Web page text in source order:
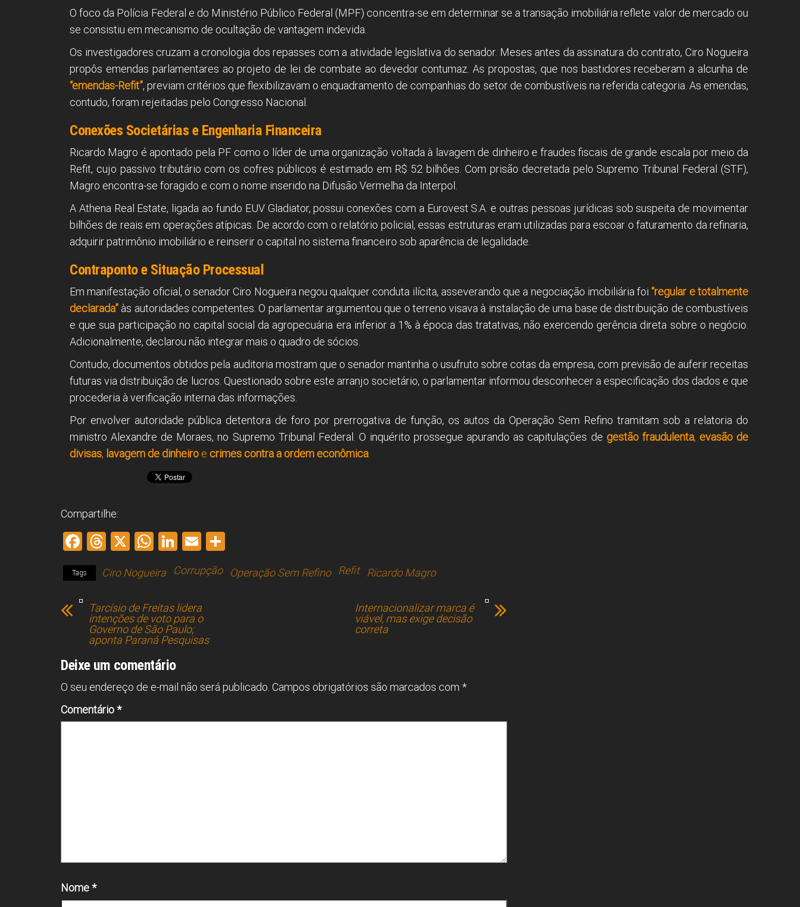
O foco da Polícia Federal e do Ministério Público Federal (MPF) concentra-se em determinar se a transação imobiliária reflete valor de mercado ou
se consistiu em mecanismo de ocultação de vantagem indevida.
Os investigadores cruzam a cronologia dos repasses com a atividade legislativa do senador. Meses antes da assinatura do contrato, Ciro Nogueira
propôs emendas parlamentares ao projeto de lei de combate ao devedor contumaz. As propostas, que nos bastidores receberam a alcunha de
“emendas-Refit”, previam critérios que flexibilizavam o enquadramento de companhias do setor de combustíveis na referida categoria. As emendas,
contudo, foram rejeitadas pelo Congresso Nacional.
Conexões Societárias e Engenharia Financeira
Ricardo Magro é apontado pela PF como o líder de uma organização voltada à lavagem de dinheiro e fraudes fiscais de grande escala por meio da
Refit, cujo passivo tributário com os cofres públicos é estimado em R$ 52 bilhões. Com prisão decretada pelo Supremo Tribunal Federal (STF),
Magro encontra-se foragido e com o nome inserido na Difusão Vermelha da Interpol.
A Athena Real Estate, ligada ao fundo EUV Gladiator, possui conexões com a Eurovest S.A. e outras pessoas jurídicas sob suspeita de movimentar
bilhões de reais em operações atípicas. De acordo com o relatório policial, essas estruturas eram utilizadas para escoar o faturamento da refinaria,
adquirir patrimônio imobiliário e reinserir o capital no sistema financeiro sob aparência de legalidade.
Contraponto e Situação Processual
Em manifestação oficial, o senador Ciro Nogueira negou qualquer conduta ilícita, asseverando que a negociação imobiliária foi“regular e totalmente
declarada” às autoridades competentes. O parlamentar argumentou que o terreno visava à instalação de uma base de distribuição de combustíveis
e que sua participação no capital social da agropecuária era inferior a 1% à época das tratativas, não exercendo gerência direta sobre o negócio.
Adicionalmente, declarou não integrar mais o quadro de sócios.
Contudo, documentos obtidos pela auditoria mostram que o senador mantinha o usufruto sobre cotas da empresa, com previsão de auferir receitas
futuras via distribuição de lucros. Questionado sobre este arranjo societário, o parlamentar informou desconhecer a especificação dos dados e que
procederia à verificação interna das informações.
Por envolver autoridade pública detentora de foro por prerrogativa de função, os autos da Operação Sem Refino tramitam sob a relatoria do
ministro Alexandre de Moraes, no Supremo Tribunal Federal. O inquérito prossegue apurando as capitulações de gestão fraudulenta, evasão de
divisas, lavagem de dinheiro e crimes contra a ordem econômica
Compartilhe:
F
a
ce
b
o
ok
T
e
a
d
s
X
W
at
s
A
p
p
Li
e
dI
n
E
ai
ar
Tags Ciro Nogueira Corrupção Operação Sem Refino Refit Ricardo Magro
Tarcísio de Freitas lidera
intenções de voto para o
Governo de São Paulo;
aponta Paraná Pesquisas
Internacionalizar marca é
viável, mas exige decisão
correta
Deixe um comentário
O seu endereço de e-mail não será publicado. Campos obrigatórios são marcados com *
Comentário*
Nome*